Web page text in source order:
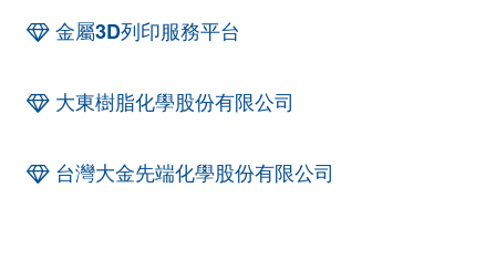
金屬3D列印服務平台
大東樹脂化學股份有限公司
台灣大金先端化學股份有限公司